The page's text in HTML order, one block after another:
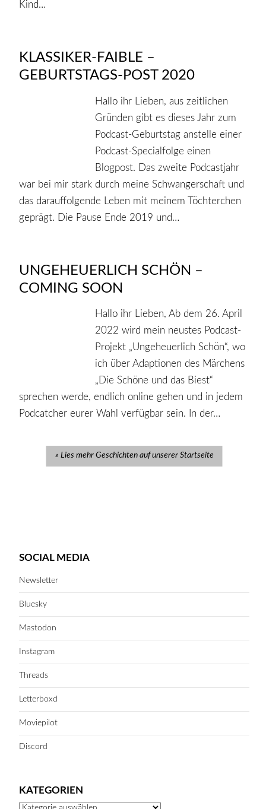
Kind…
KLASSIKER-FAIBLE –
GEBURTSTAGS-POST 2020
Hallo ihr Lieben, aus zeitlichen
Gründen gibt es dieses Jahr zum
Podcast-Geburtstag anstelle einer
Podcast-Specialfolge einen
Blogpost. Das zweite Podcastjahr
war bei mir stark durch meine Schwangerschaft und
das darauffolgende Leben mit meinem Töchterchen
geprägt. Die Pause Ende 2019 und…
UNGEHEUERLICH SCHÖN –
COMING SOON
Hallo ihr Lieben, Ab dem 26. April
2022 wird mein neustes Podcast-
Projekt „Ungeheuerlich Schön“, wo
ich über Adaptionen des Märchens
„Die Schöne und das Biest“
sprechen werde, endlich online gehen und in jedem
Podcatcher eurer Wahl verfügbar sein. In der…
Lies mehr Geschichten auf unserer Startseite
SOCIAL MEDIA
Newsletter
Bluesky
Mastodon
Instagram
Threads
Letterboxd
Moviepilot
Discord
KATEGORIEN
Kategorien